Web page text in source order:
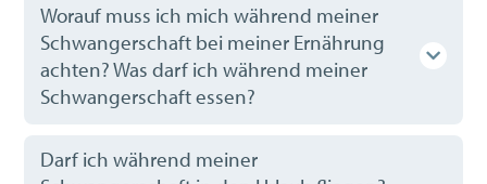
Worauf muss ich mich während meiner
Schwangerschaft bei meiner Ernährung
achten? Was darf ich während meiner
Schwangerschaft essen?
Darf ich während meiner